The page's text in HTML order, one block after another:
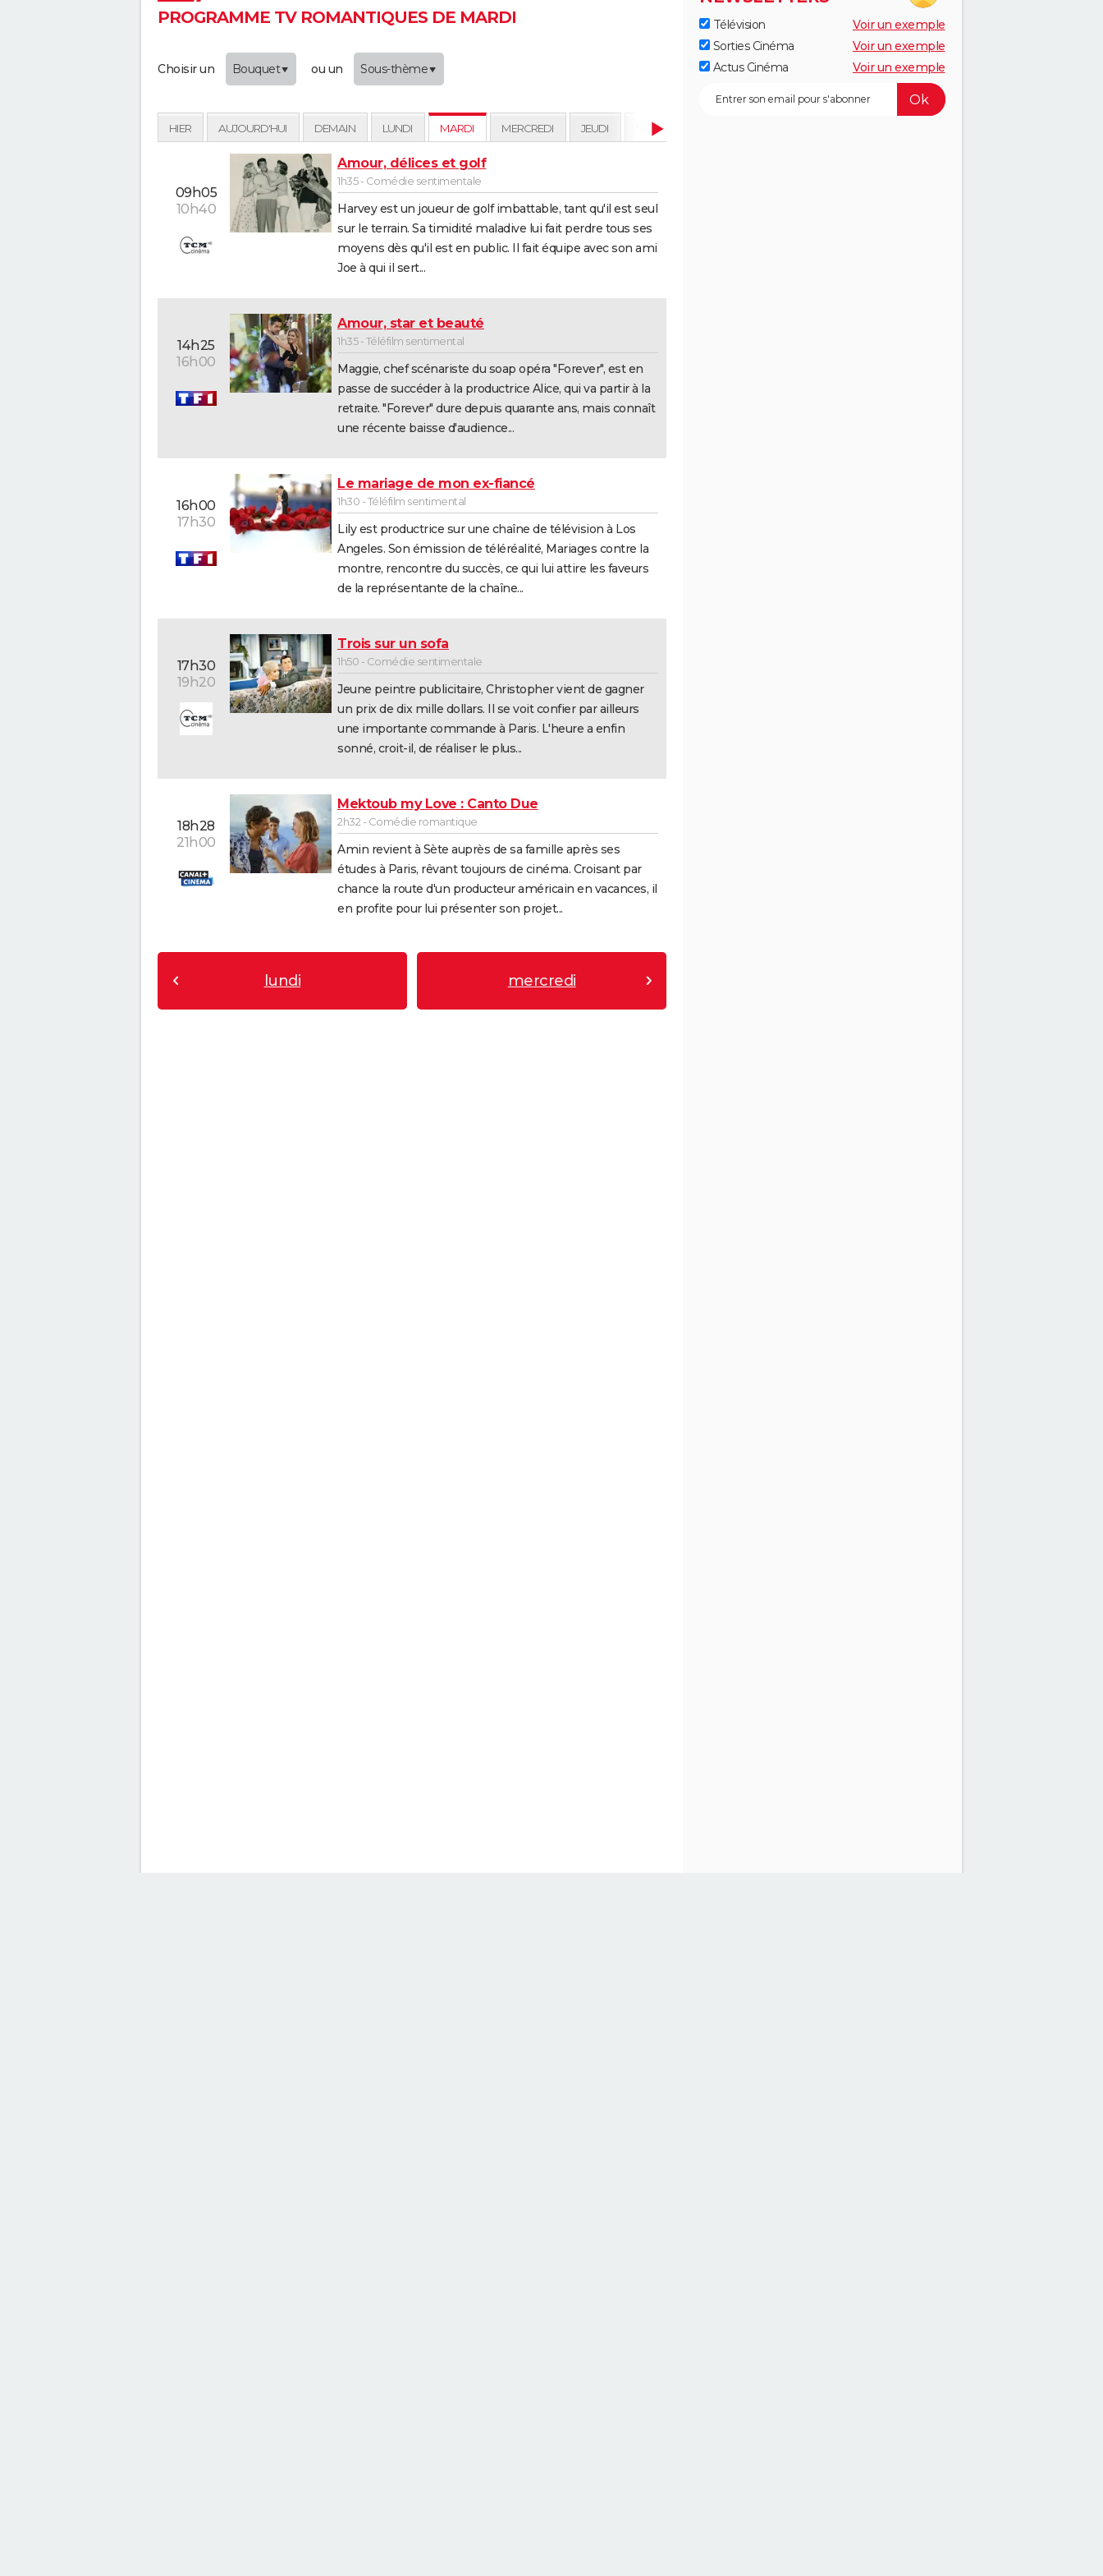
PROGRAMME TV ROMANTIQUES DE MARDI
Choisir un Bouquet ou un Sous-thème
HIER AUJOURD'HUI DEMAIN LUNDI MARDI MERCREDI JEUDI VENDREDI
09h05
10h40
Amour, délices et golf
1h35 - Comédie sentimentale
Harvey est un joueur de golf imbattable, tant qu'il est seul
sur le terrain. Sa timidité maladive lui fait perdre tous ses
moyens dès qu'il est en public. Il fait équipe avec son ami
Joe à qui il sert...
14h25
16h00
Amour, star et beauté
1h35 - Téléfilm sentimental
Maggie, chef scénariste du soap opéra "Forever", est en
passe de succéder à la productrice Alice, qui va partir à la
retraite. "Forever" dure depuis quarante ans, mais connaît
une récente baisse d'audience...
16h00
17h30
Le mariage de mon ex-fiancé
1h30 - Téléfilm sentimental
Lily est productrice sur une chaîne de télévision à Los
Angeles. Son émission de téléréalité, Mariages contre la
montre, rencontre du succès, ce qui lui attire les faveurs
de la représentante de la chaîne...
17h30
19h20
Trois sur un sofa
1h50 - Comédie sentimentale
Jeune peintre publicitaire, Christopher vient de gagner
un prix de dix mille dollars. Il se voit confier par ailleurs
une importante commande à Paris. L'heure a enfin
sonné, croit-il, de réaliser le plus...
18h28
21h00
Mektoub my Love : Canto Due
2h32 - Comédie romantique
Amin revient à Sète auprès de sa famille après ses
études à Paris, rêvant toujours de cinéma. Croisant par
chance la route d'un producteur américain en vacances, il
en profite pour lui présenter son projet...
lundi mercredi
Télévision
Voir un exemple
Sorties Cinéma
Voir un exemple
Actus Cinéma
Voir un exemple